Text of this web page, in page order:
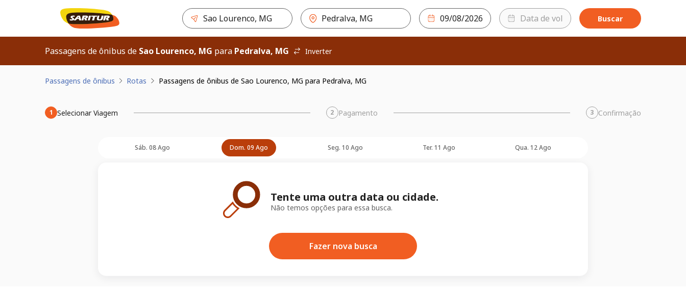
Buscar
Passagens de ônibus de Sao Lourenco, MG para Pedralva, MG Inverter
Passagens de ônibus Rotas Passagens de ônibus de Sao Lourenco, MG para Pedralva, MG
1 Selecionar Viagem 2 Pagamento 3 Confirmação
Sáb. 08 Ago Dom. 09 Ago Seg. 10 Ago Ter. 11 Ago Qua. 12 Ago
Tente uma outra data ou cidade.
Não temos opções para essa busca.
Fazer nova busca